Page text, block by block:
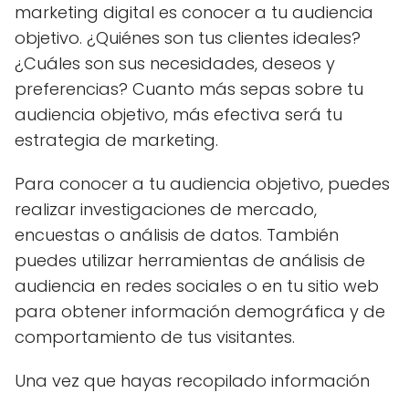
marketing digital es conocer a tu audiencia
objetivo. ¿Quiénes son tus clientes ideales?
¿Cuáles son sus necesidades, deseos y
preferencias? Cuanto más sepas sobre tu
audiencia objetivo, más efectiva será tu
estrategia de marketing.
Para conocer a tu audiencia objetivo, puedes
realizar investigaciones de mercado,
encuestas o análisis de datos. También
puedes utilizar herramientas de análisis de
audiencia en redes sociales o en tu sitio web
para obtener información demográfica y de
comportamiento de tus visitantes.
Una vez que hayas recopilado información